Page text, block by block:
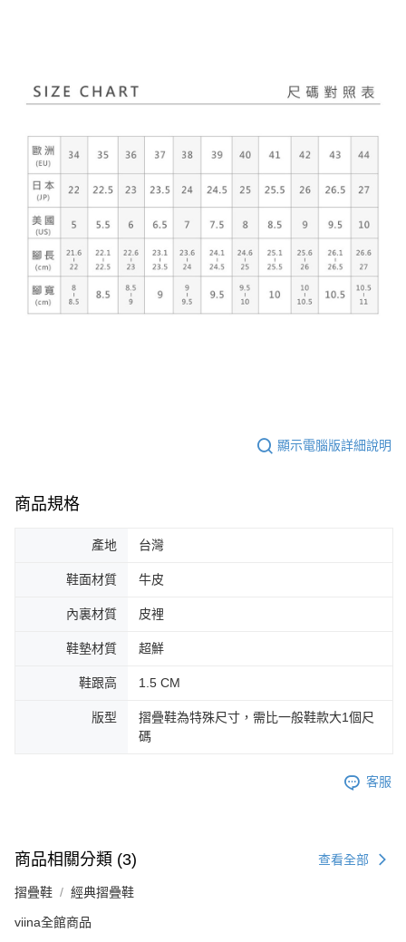
顯示電腦版詳細說明
商品規格
產地 台灣
鞋面材質 牛皮
內裏材質 皮裡
鞋墊材質 超鮮
鞋跟高 1.5 CM
版型
摺疊鞋為特殊尺寸，需比一般鞋款大1個尺
碼
客服
商品相關分類 (3) 查看全部
摺疊鞋 經典摺疊鞋
viina全館商品